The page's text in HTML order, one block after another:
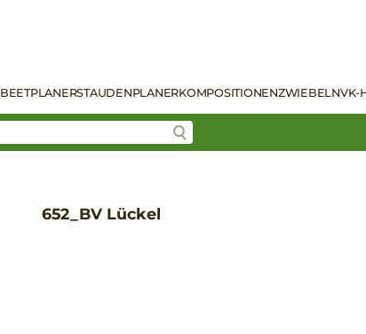
BEETPLANERSTAUDENPLANERKOMPOSITIONENZWIEBELNVK-
652_BV Lückel